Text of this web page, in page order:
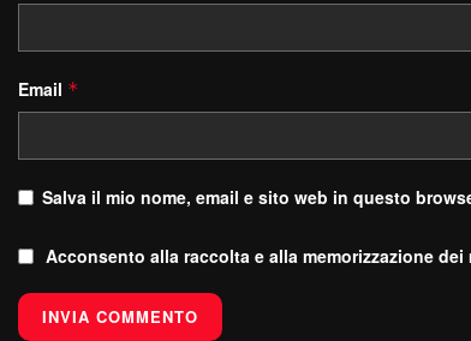
Email *
Salva il mio nome, email e sito web in questo
Acconsento alla raccolta e alla memorizzazione